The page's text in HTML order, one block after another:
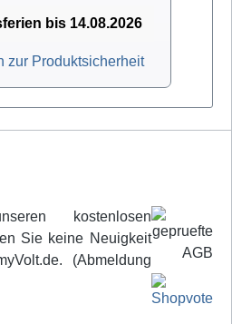
oder für die
bis 14.08.2026
zur Produktsicherheit
kostenlosen
Sie keine Neuigkeit
(Abmeldung